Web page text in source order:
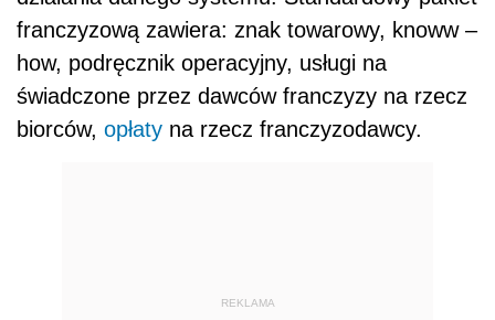
franczyzową zawiera: znak towarowy, knoww –
how, podręcznik operacyjny, usługi na
świadczone przez dawców franczyzy na rzecz
biorców, opłaty na rzecz franczyzodawcy.
REKLAMA